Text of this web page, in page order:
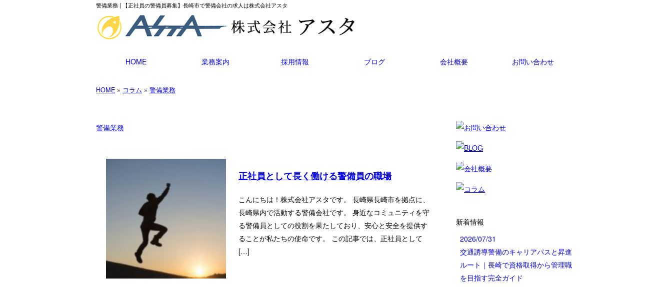
警備業務 | 【正社員の警備員募集】長崎市で警備会社の求人は株式会社アスタ
HOME 業務案内 採用情報 ブログ 会社概要 お問い合わせ
HOME » コラム » 警備業務
警備業務
正社員として長く働ける警備員の職場
こんにちは！株式会社アスタです。 長崎県長崎市を拠点に、
長崎県内で活動する警備会社です。 身近なコミュニティを守
る警備員としての役割を果たしており、安心と安全を提供す
ることが私たちの使命です。 この記事では、正社員として
[…]
新着情報
2026/07/31
交通誘導警備のキャリアパスと昇進
ルート｜長崎で資格取得から管理職
を目指す完全ガイド